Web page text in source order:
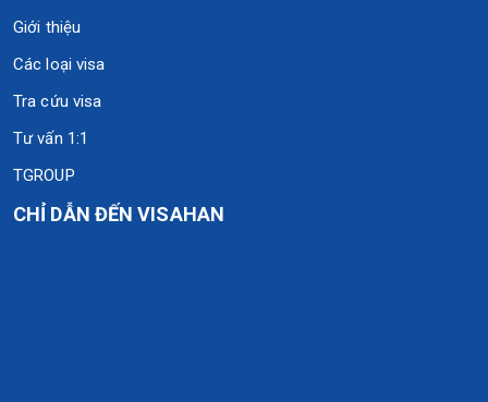
Giới thiệu
Các loại visa
Tra cứu visa
Tư vấn 1:1
TGROUP
CHỈ DẪN ĐẾN VISAHAN